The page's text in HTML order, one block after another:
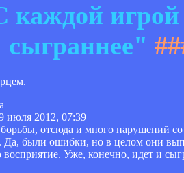
игрой
сыграннее"
июля 2012, 07:39
отсюда и много нарушений
были ошибки, но в целом они
Уже, конечно, идет и